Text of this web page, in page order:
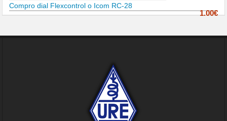
Compro dial Flexcontrol o Icom RC-28
1.00€